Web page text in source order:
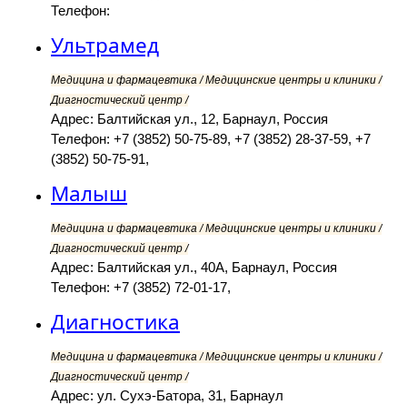
Телефон:
Ультрамед
Медицина и фармацевтика / Медицинские центры и клиники /
Диагностический центр /
Адрес: Балтийская ул., 12, Барнаул, Россия
Телефон: +7 (3852) 50-75-89, +7 (3852) 28-37-59, +7
(3852) 50-75-91,
Малыш
Медицина и фармацевтика / Медицинские центры и клиники /
Диагностический центр /
Адрес: Балтийская ул., 40А, Барнаул, Россия
Телефон: +7 (3852) 72-01-17,
Диагностика
Медицина и фармацевтика / Медицинские центры и клиники /
Диагностический центр /
Адрес: ул. Сухэ-Батора, 31, Барнаул